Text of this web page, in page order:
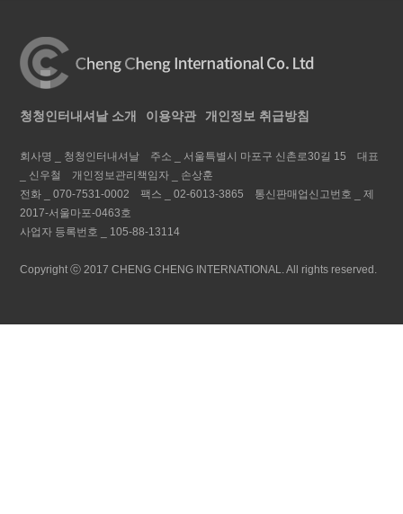
청청인터내셔날 소개 이용약관 개인정보 취급방침
회사명 _ 청청인터내셔날 주소 _ 서울특별시 마포구 신촌로30길 15
대표
신우철 개인정보관리책임자 _
손상훈
전화 _
070-7531-0002 팩스 _ 02-6013-3865 통신판매업신고번호 _
제
2017-서울마포-0463호
사업자 등록번호 _
105-88-13114
Copyright ⓒ 2017 CHENG CHENG INTERNATIONAL. All rights reserved.